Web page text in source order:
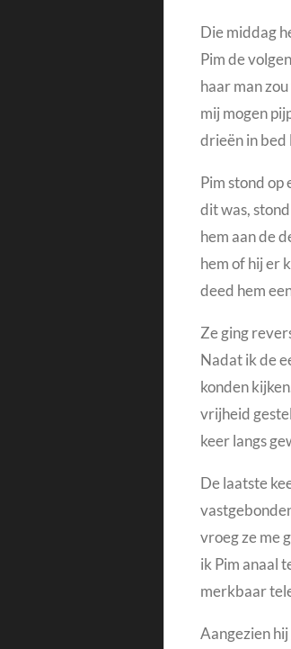
Die middag
Pim de
haar man
mij mogen
drieën in bed
Pim stond op
dit was,
hem aan de
hem of hij er
deed hem
Ze ging
Nadat ik de
konden
vrijheid
keer langs
De laatste
vroeg ze me
ik Pim anaal
merkbaar
Aangezien